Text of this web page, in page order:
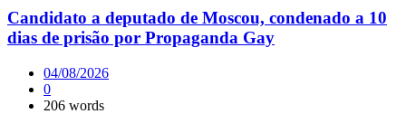
Candidato a deputado de Moscou, condenado a 10
dias de prisão por Propaganda Gay
04/08/2026
0
206 words